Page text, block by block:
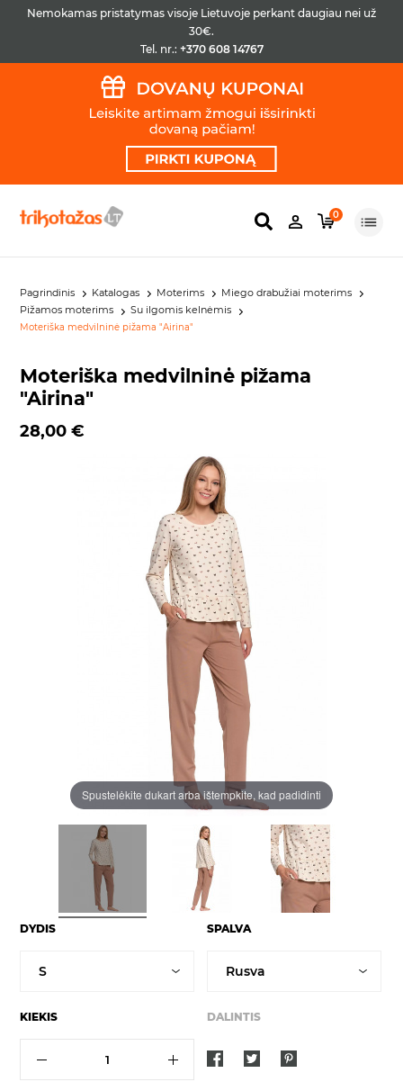
Nemokamas pristatymas visoje Lietuvoje perkant daugiau nei už
30€.
Tel. nr.: +370 608 14767
0
Pagrindinis Katalogas Moterims
Miego drabužiai moterims
Pižamos moterims
Su ilgomis kelnėmis
Moteriška medvilninė pižama "Airina"
Moteriška medvilninė pižama
"Airina"
28,00 €
Spustelėkite dukart arba ištempkite, kad padidinti
DYDIS SPALVA
KIEKIS DALINTIS